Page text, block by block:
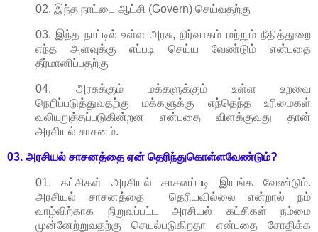
02. இந்த நாட்டை ஆட்சி (Govern) செய்வதற்கு
03. இந்த நாட்டில் உள்ள அரசு, நிர்வாகம் மற்றும் நீதித்துறை
எந்த அளவுக்கு எப்படி செய்ய வேண்டும் என்பதை
தீர்மானிப்பதற்கு
04. அரசுக்கும் மக்களுக்கும் உள்ள உறவை
நெறிப்படுத்துவதற்கு மக்களுக்கு எந்தெந்த உரிமைகள்
வலியுறுத்தப்படுகின்றன என்பதை விளக்குவது தான்
அரசியல் சாசனம்.
03. அரசியல் சாசனத்தை ஏன் தெரிந்துகொள்ளவேண்டும்?
01. கட்சிகள் அரசியல் சாசனப்படி இயங்க வேண்டும்.
அரசியல் சாசனத்தை தெரியவில்லை என்றால் நம்
வாழ்விற்காக நிறுவப்பட்ட அரசியல் கட்சிகள் நம்மை
முன்னேற்றுவதற்கு செயல்படுகிறதா என்பதை சோதிக்க